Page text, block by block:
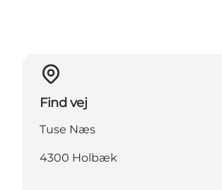
Find vej
Tuse Næs
4300 Holbæk